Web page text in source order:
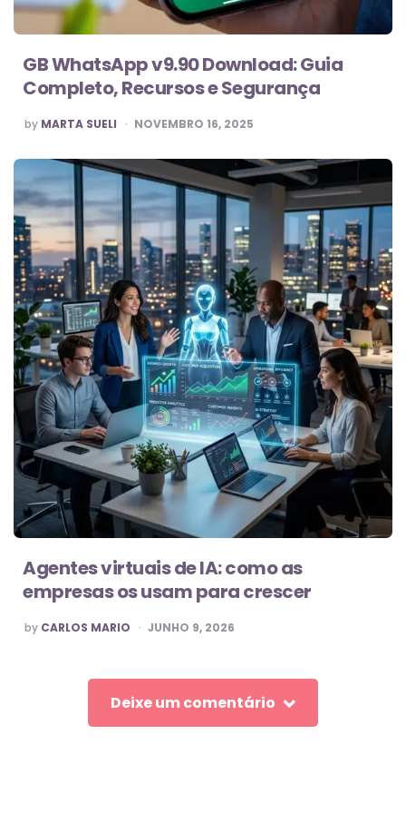
GB WhatsApp v9.90 Download: Guia
Completo, Recursos e Segurança
POSTED
BY
by MARTA SUELI NOVEMBRO 16, 2025
Agentes virtuais de IA: como as
empresas os usam para crescer
POSTED
BY
by CARLOS MARIO JUNHO 9, 2026
Deixe um comentário